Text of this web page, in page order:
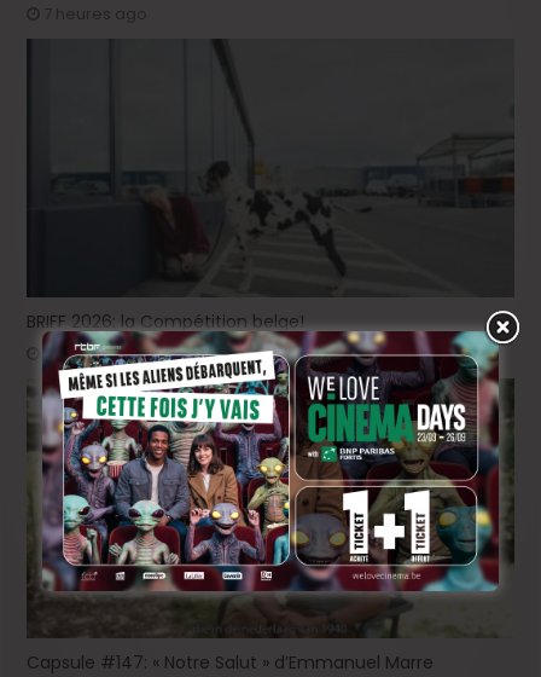
7 heures ago
BRIFF 2026: la Compétition belge!
2 jours ago
Capsule #147: « Notre Salut » d’Emmanuel Marre